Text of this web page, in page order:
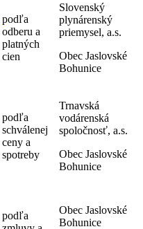
podľa
odberu a
platných
cien
Slovenský
plynárenský
priemysel, a.s.
Obec Jaslovské
Bohunice
podľa
schválenej
ceny a
spotreby
Trnavská
vodárenská
spoločnosť, a.s.
Obec Jaslovské
Bohunice
podľa
Obec Jaslovské
Bohunice